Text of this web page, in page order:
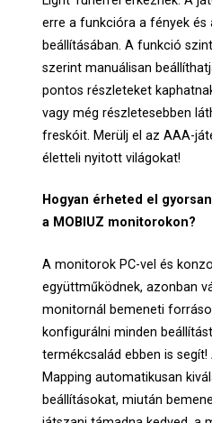
erre a funkcióra a fények
beállításában. A funkció
szerint manuálisan
pontos részleteket
vagy még részletesebben
freskóit. Merülj el az AAA-
életteli nyitott világokat!
Hogyan érheted el
a MOBIUZ monitorokon?
A monitorok PC-vel és
együttműködnek, azonban
monitornál bemeneti
konfigurálni minden
termékcsalád ebben is
Mapping automatikusan
beállításokat, miután